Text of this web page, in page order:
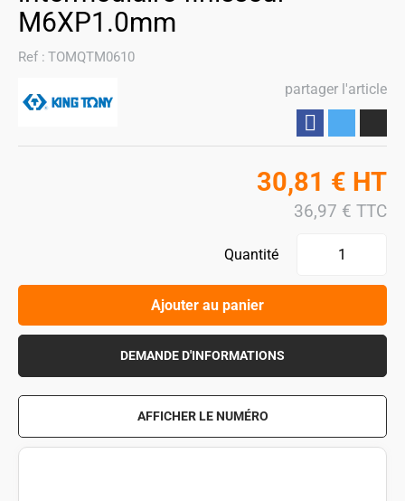
M6XP1.0mm
Ref : TOMQTM0610
partager l'article
30,81 € HT
36,97 € TTC
Quantité
Ajouter au panier
DEMANDE D'INFORMATIONS
AFFICHER LE NUMÉRO